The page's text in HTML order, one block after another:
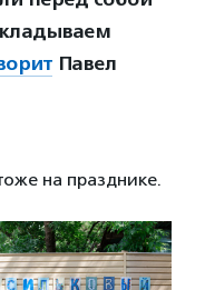
Павел
на празднике.